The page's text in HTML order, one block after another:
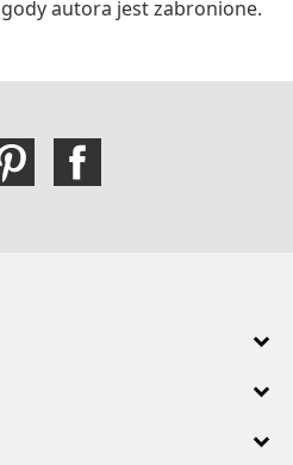
autora jest zabronione.